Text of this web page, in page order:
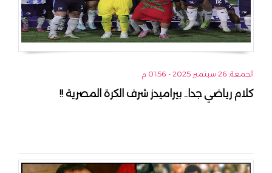
الجمعة, 26 سبتمبر 2025 - 01:56 م
كلام رياضي جدا.. بيراميدز شرف الكرة المصرية !!